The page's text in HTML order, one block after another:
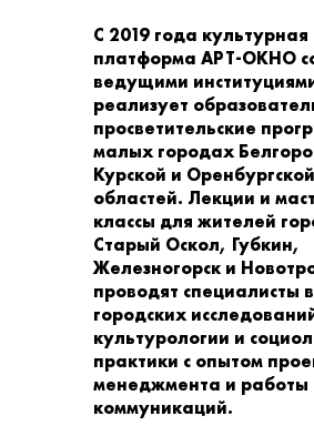
С 2019 года культурная
платформа АРТ-ОКНО
ведущими
реализует
просветительские
малых городах
Курской и Оренбургской
областей. Лекции и
классы для жителей
Старый Оскол, Губкин,
Железногорск и
проводят специалисты
городских
культурологии и
практики с опытом
менеджмента и работы
коммуникаций.